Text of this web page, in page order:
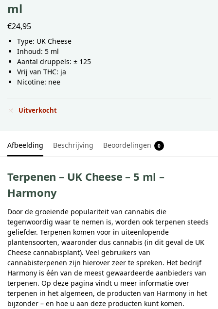
ml
€24,95
Type: UK Cheese
Inhoud: 5 ml
Aantal druppels: ± 125
Vrij van THC: ja
Nicotine: nee
Uitverkocht
Afbeelding Beschrijving Beoordelingen 0
Terpenen – UK Cheese – 5 ml –
Harmony
Door de groeiende populariteit van cannabis die
tegenwoordig waar te nemen is, worden ook terpenen steeds
geliefder. Terpenen komen voor in uiteenlopende
plantensoorten, waaronder dus cannabis (in dit geval de UK
Cheese cannabisplant). Veel gebruikers van
cannabisterpenen zijn hierover zeer te spreken. Het bedrijf
Harmony is één van de meest gewaardeerde aanbieders van
terpenen. Op deze pagina vindt u meer informatie over
terpenen in het algemeen, de producten van Harmony in het
bijzonder – en hoe u aan deze producten kunt komen.